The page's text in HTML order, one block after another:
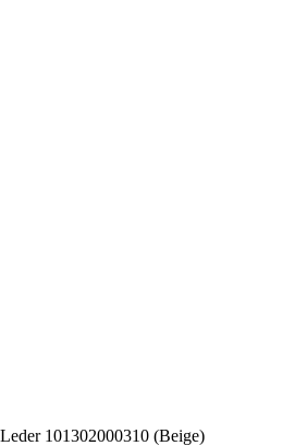
101302000310 (Beige)